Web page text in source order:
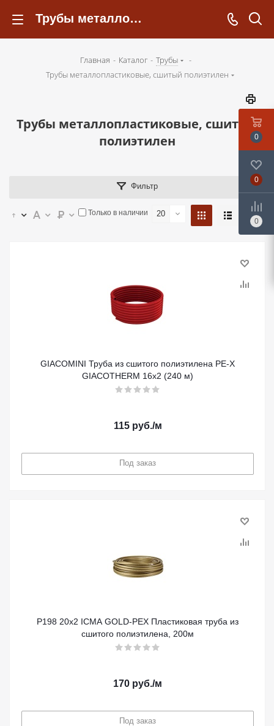
Трубы металлопластиковые, сшитый полиэтилен - kotelsochi.ru
Главная - Каталог - Трубы
-
Трубы металлопластиковые, сшитый полиэтилен
Трубы металлопластиковые, сшитый
полиэтилен
Фильтр
20
Только в наличии
GIACOMINI Труба из сшитого полиэтилена PE-X
GIACOTHERM 16x2 (240 м)
115руб./м
Под заказ
P198 20х2 ICMA GOLD-PEX Пластиковая труба из
сшитого полиэтилена, 200м
170 руб./м
Под заказ
0
0
0